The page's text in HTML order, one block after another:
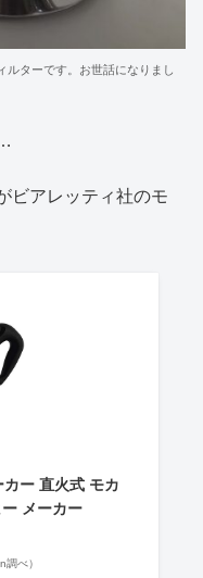
ルターです。お世話になりまし
ビアレッティ社のモ
ー 直火式 モカ
メーカー
べ）